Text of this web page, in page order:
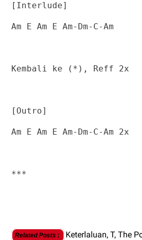
[Interlude]
Am E Am E Am-Dm-C-Am
Kembali ke (*), Reff 2x
[Outro]
Am E Am E Am-Dm-C-Am 2x
***
Related Posts : Keterlaluan, T, The